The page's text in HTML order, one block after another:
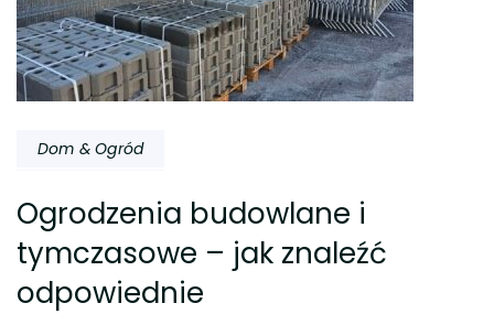
Dom & Ogród
Ogrodzenia budowlane i
tymczasowe – jak znaleźć
odpowiednie